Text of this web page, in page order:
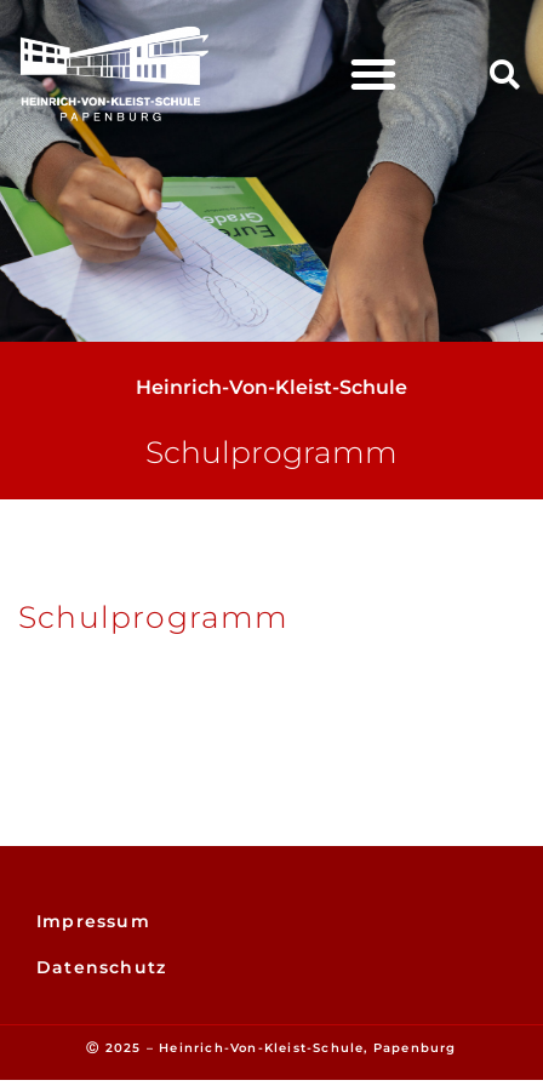
Heinrich-Von-Kleist-Schule
Schulprogramm
Schulprogramm
Impressum
Datenschutz
Ⓒ 2025 – Heinrich-Von-Kleist-Schule, Papenburg